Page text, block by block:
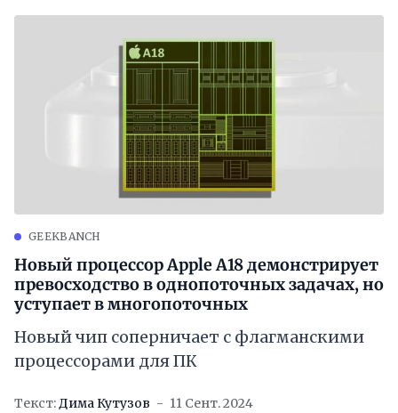
GEEKBANCH
Новый процессор Apple A18 демонстрирует
превосходство в однопоточных задачах, но
уступает в многопоточных
Новый чип соперничает с флагманскими
процессорами для ПК
Текст:Дима Кутузов 11 Сент. 2024